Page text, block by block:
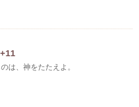
は、神をたたえよ。